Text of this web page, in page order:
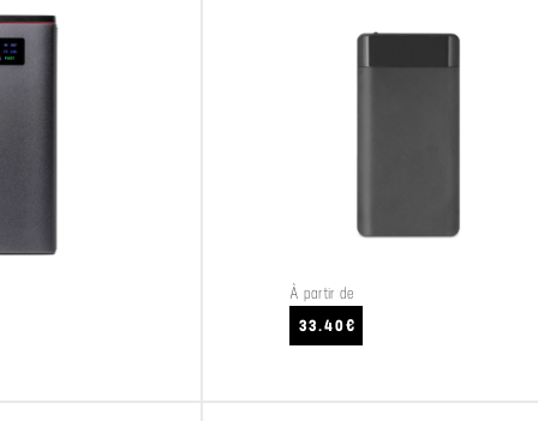
VOIR LE PRODUIT
À partir de
33.40€